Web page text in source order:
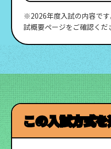
※2026年度入試の内容で
試概要ページをご確認くだ
この入試方式